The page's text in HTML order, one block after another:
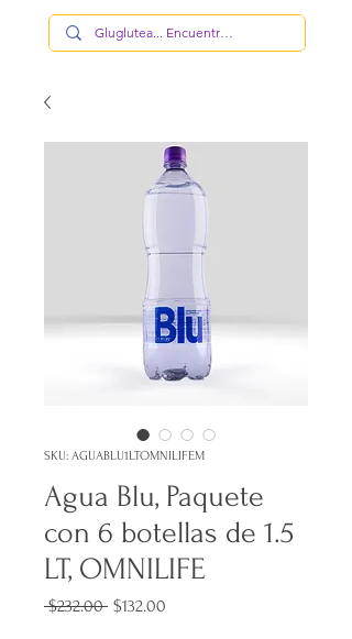
SKU: AGUABLU1LTOMNILIFEM
Agua Blu, Paquete
con 6 botellas de 1.5
LT, OMNILIFE
$232.00 Precio
$132.00